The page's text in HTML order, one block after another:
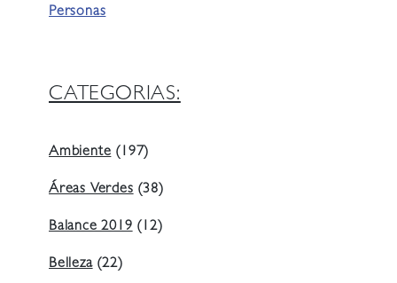
Personas
CATEGORIAS:
Ambiente(197)
Áreas Verdes(38)
Balance 2019(12)
Belleza(22)